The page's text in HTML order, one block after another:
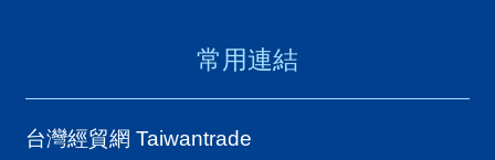
常用連結
台灣經貿網 Taiwantrade